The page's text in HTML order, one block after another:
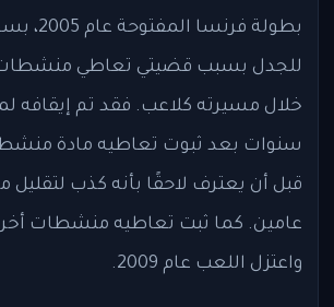
بطولة فرنسا
للجدل بسبب قضيتي تعاطي
خلال مسيرته كلاعب. فقد تم إيقافه
قبل أن يعترف لاحقًا بأنه كذب لتقليل
واعتزل اللعب عام 2009.